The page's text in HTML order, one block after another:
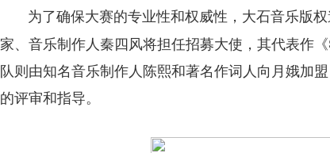
为了确保大赛的专业性和权威性，大石音乐版
家、音乐制作人秦四风将担任招募大使，其代表作
队则由知名音乐制作人陈熙和著名作词人向月娥加
的评审和指导。